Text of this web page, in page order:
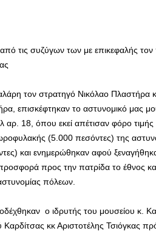
από τις συζύγων των με επικεφαλής
τον στρατηγό Νικόλαο Πλαστήρα
επισκέφτηκαν το αστυνομικό μας
18, όπου εκεί απέτισαν φόρο
(5.000 πεσόντες) της
και ενημερώθηκαν αφού
προσφορά προς την πατρίδα το έθνος
πόλεων.
ο ιδρυτής του μουσείου κ.
κκ Αριστοτέλης Τσιόγκας